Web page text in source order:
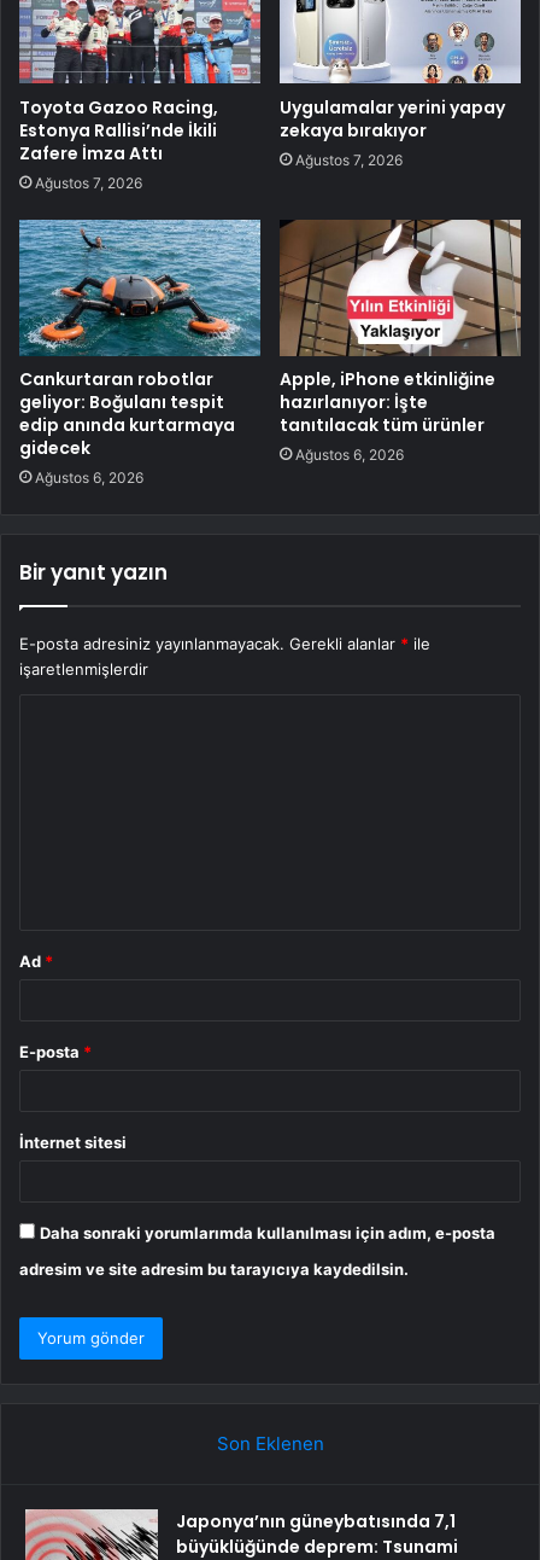
Toyota Gazoo Racing,
Estonya Rallisi’nde İkili
Zafere İmza Attı
Ağustos 7, 2026
Uygulamalar yerini yapay
zekaya bırakıyor
Ağustos 7, 2026
Cankurtaran robotlar
geliyor: Boğulanı tespit
edip anında kurtarmaya
gidecek
Ağustos 6, 2026
Apple, iPhone etkinliğine
hazırlanıyor: İşte
tanıtılacak tüm ürünler
Ağustos 6, 2026
Bir yanıt yazın
E-posta adresiniz yayınlanmayacak. Gerekli alanlar * ile
işaretlenmişlerdir
Ad *
E-posta *
İnternet sitesi
Daha sonraki yorumlarımda kullanılması için adım, e-posta
adresim ve site adresim bu tarayıcıya kaydedilsin.
Son Eklenen
Japonya’nın güneybatısında 7,1
büyüklüğünde deprem: Tsunami